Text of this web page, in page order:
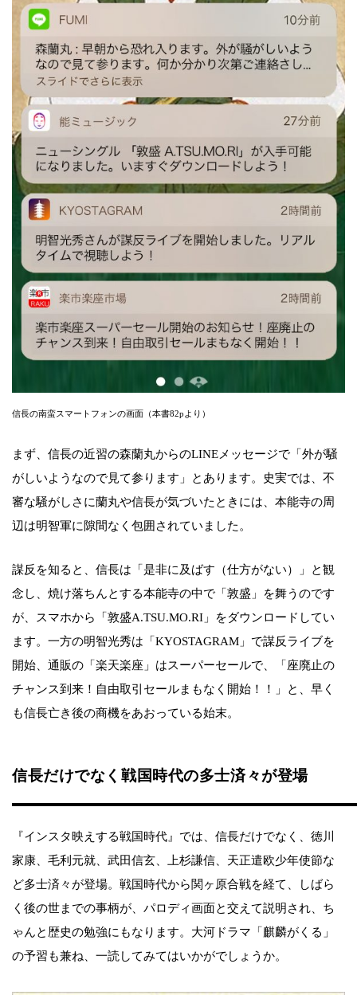
信長の南蛮スマートフォンの画面（本書82pより）
まず、信長の近習の森蘭丸からのLINEメッセージで「外が騒
がしいようなので見て参ります」とあります。史実では、不
審な騒がしさに蘭丸や信長が気づいたときには、本能寺の周
辺は明智軍に隙間なく包囲されていました。
謀反を知ると、信長は「是非に及ばす（仕方がない）」と観
念し、焼け落ちんとする本能寺の中で「敦盛」を舞うのです
が、スマホから「敦盛A.TSU.MO.RI」をダウンロードしてい
ます。一方の明智光秀は「KYOSTAGRAM」で謀反ライブを
開始、通販の「楽天楽座」はスーパーセールで、「座廃止の
チャンス到来！自由取引セールまもなく開始！！」と、早く
も信長亡き後の商機をあおっている始末。
信長だけでなく戦国時代の多士済々が登場
『インスタ映えする戦国時代』では、信長だけでなく、徳川
家康、毛利元就、武田信玄、上杉謙信、天正遣欧少年使節な
ど多士済々が登場。戦国時代から関ヶ原合戦を経て、しばら
く後の世までの事柄が、パロディ画面と交えて説明され、ち
ゃんと歴史の勉強にもなります。大河ドラマ「麒麟がくる」
の予習も兼ね、一読してみてはいかがでしょうか。